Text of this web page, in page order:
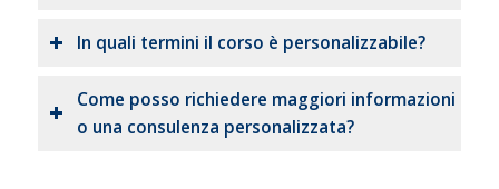
In quali termini il corso è personalizzabile?
Come posso richiedere maggiori informazioni
o una consulenza personalizzata?